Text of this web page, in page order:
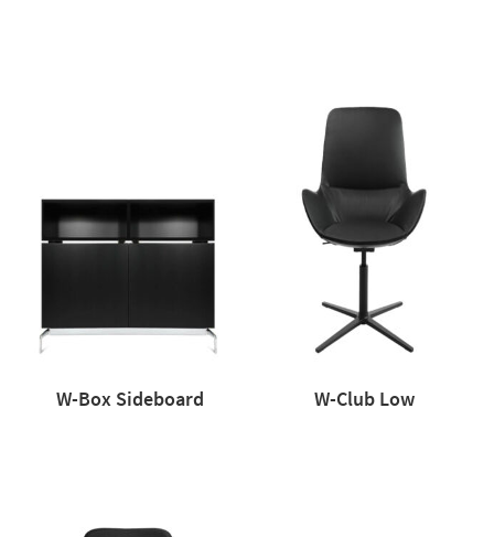
W-Box Sideboard W-Club Low